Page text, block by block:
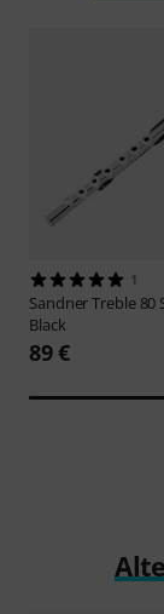
1
SandnerTreble 80
Black
89 €